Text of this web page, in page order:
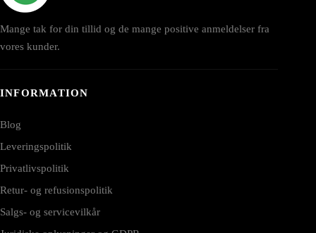
Mange tak for din tillid og de mange positive anmeldelser fra
vores kunder.
INFORMATION
Blog
Leveringspolitik
Privatlivspolitik
Retur- og refusionspolitik
Salgs- og servicevilkår